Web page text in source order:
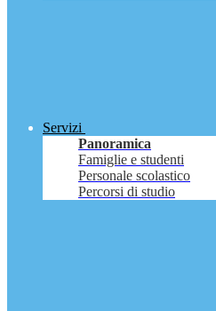
Servizi
Panoramica
Famiglie e studenti
Personale scolastico
Percorsi di studio